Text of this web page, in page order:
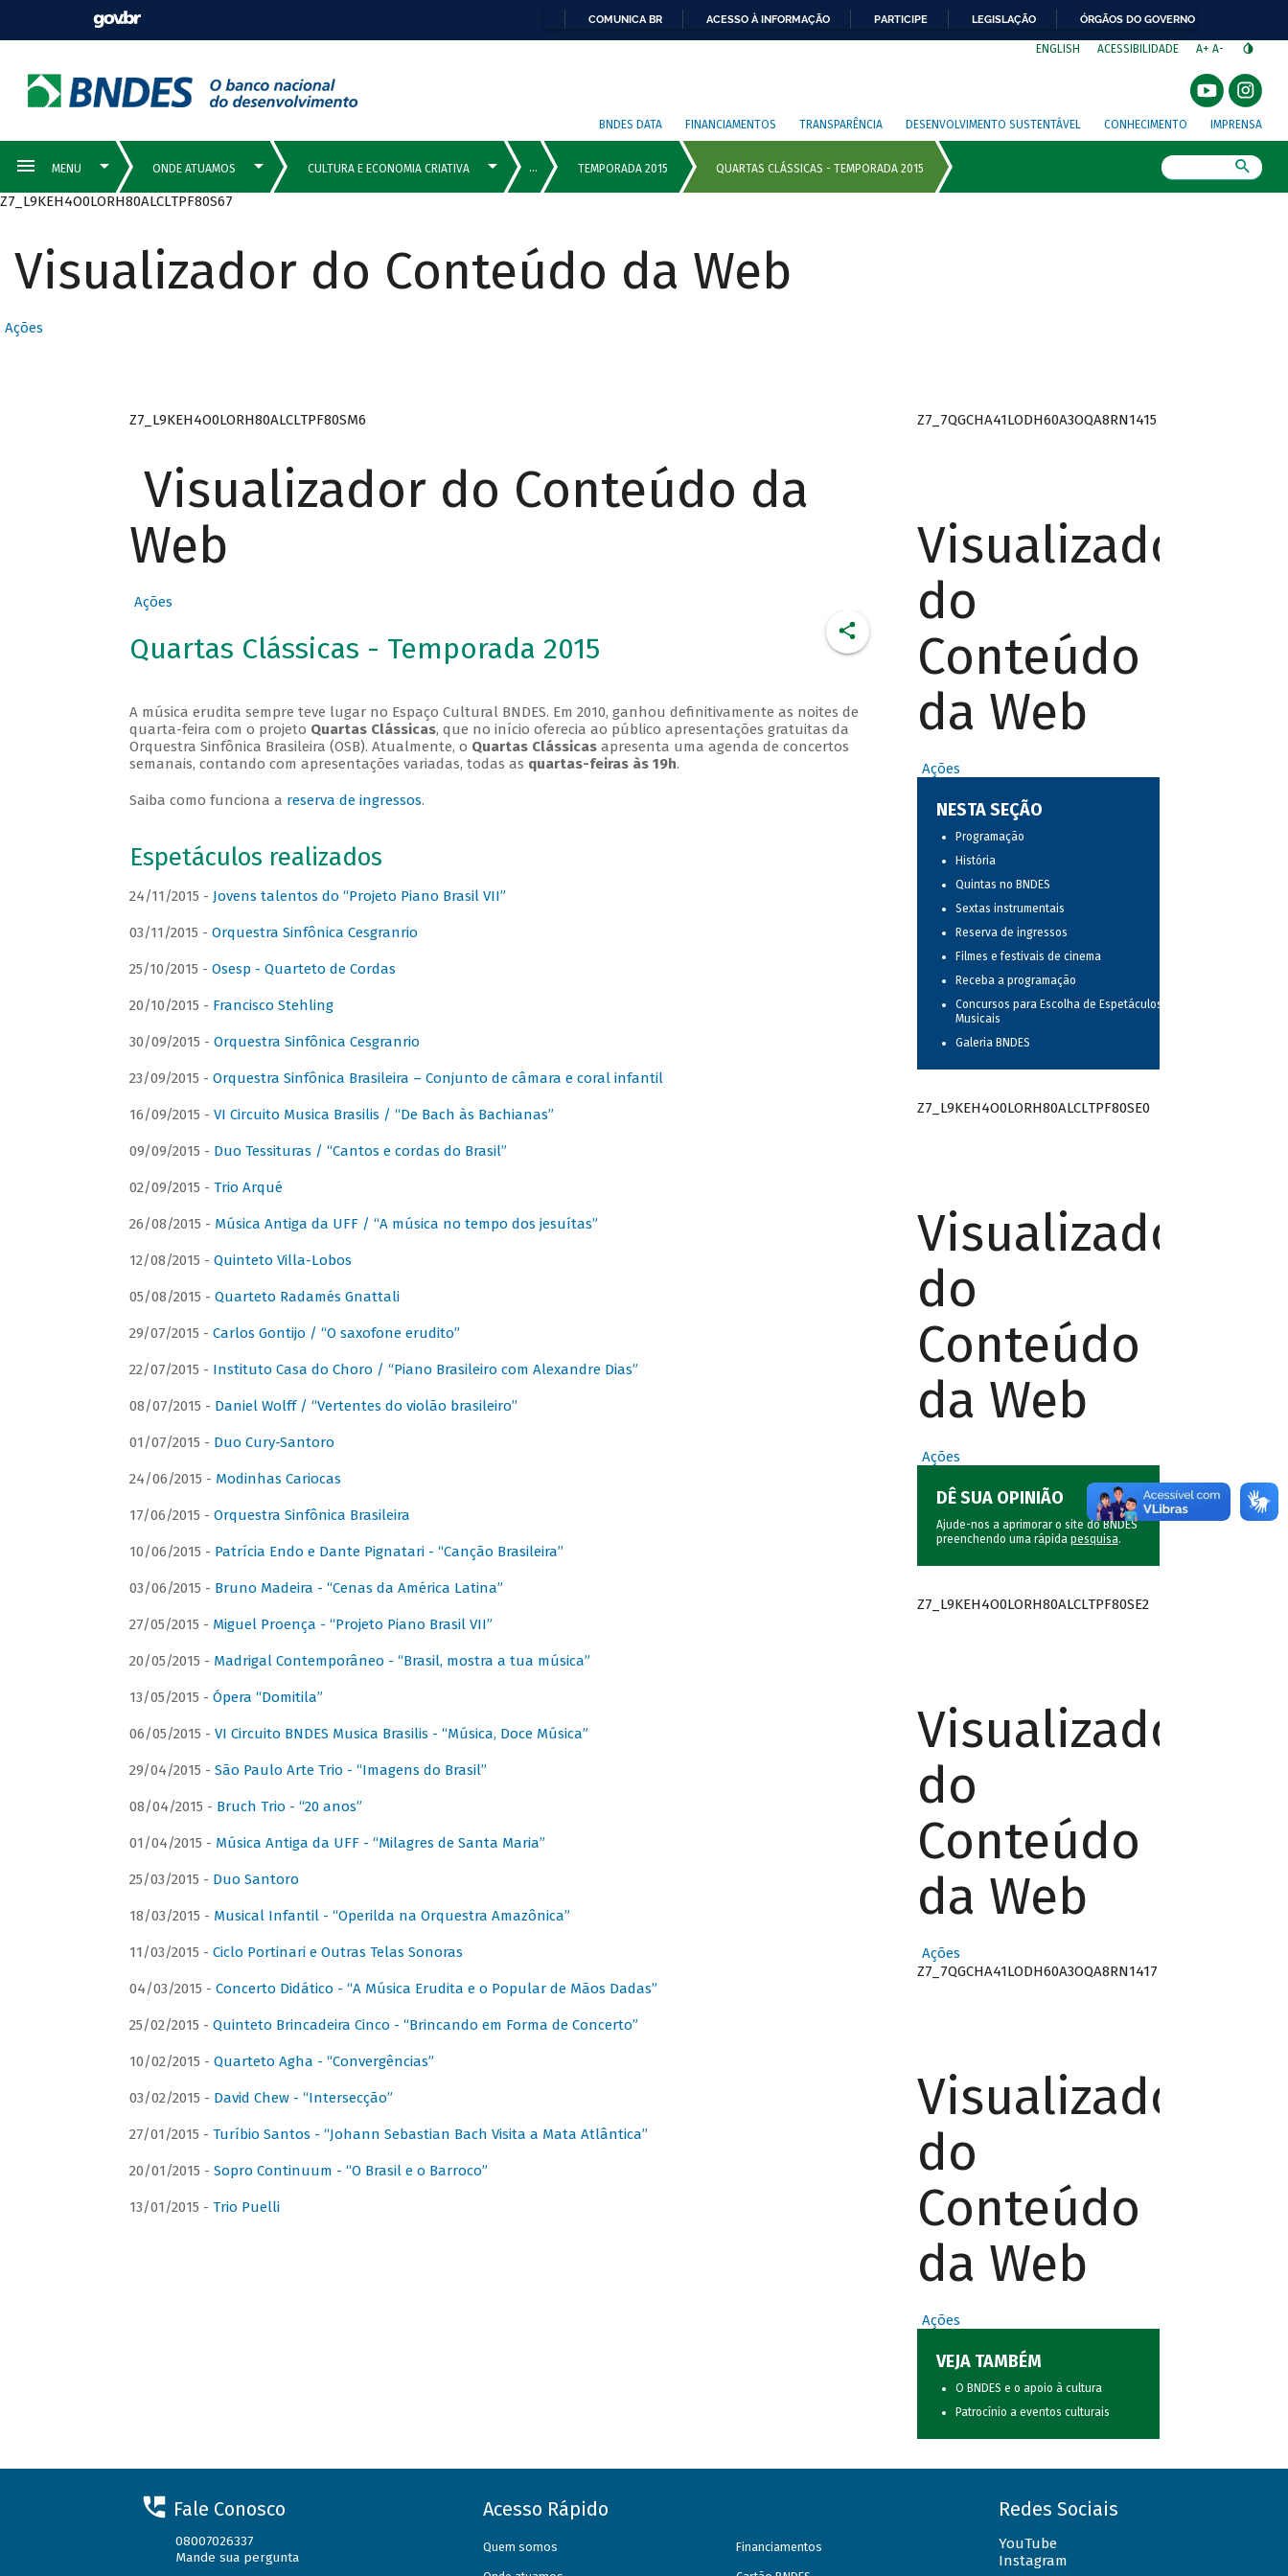
COMUNICA BR ACESSO À INFORMAÇÃO PARTICIPE LEGISLAÇÃO ÓRGÃOS DO GOVERNO
ENGLISH ACESSIBILIDADE A+ A-
BNDES DATA FINANCIAMENTOS TRANSPARÊNCIA DESENVOLVIMENTO SUSTENTÁVEL CONHECIMENTO IMPRENSA
Z7_L9KEH4O0LORH80ALCLTPF80S67
Visualizador do Conteúdo da Web
Ações
Z7_L9KEH4O0LORH80ALCLTPF80SM6
Visualizador do Conteúdo da
Web
Ações
Quartas Clássicas - Temporada 2015
A música erudita sempre teve lugar no Espaço Cultural BNDES. Em 2010, ganhou definitivamente as noites de
quarta-feira com o projeto Quartas Clássicas, que no início oferecia ao público apresentações gratuitas da
Orquestra Sinfônica Brasileira (OSB). Atualmente, o Quartas Clássicasapresenta uma agenda de concertos
semanais, contando com apresentações variadas, todas as quartas-feiras às 19h.
Saiba como funciona a reserva de ingressos.
Espetáculos realizados
24/11/2015 - Jovens talentos do “Projeto Piano Brasil VII”
03/11/2015 - Orquestra Sinfônica Cesgranrio
25/10/2015 - Osesp - Quarteto de Cordas
20/10/2015 - Francisco Stehling
30/09/2015 - Orquestra Sinfônica Cesgranrio
23/09/2015 - Orquestra Sinfônica Brasileira – Conjunto de câmara e coral infantil
16/09/2015 - VI Circuito Musica Brasilis / “De Bach às Bachianas”
09/09/2015 - Duo Tessituras / “Cantos e cordas do Brasil”
02/09/2015 - Trio Arqué
26/08/2015 - Música Antiga da UFF / “A música no tempo dos jesuítas”
12/08/2015 - Quinteto Villa-Lobos
05/08/2015 - Quarteto Radamés Gnattali
29/07/2015 - Carlos Gontijo / “O saxofone erudito”
22/07/2015 - Instituto Casa do Choro / “Piano Brasileiro com Alexandre Dias”
08/07/2015 - Daniel Wolff / “Vertentes do violão brasileiro”
01/07/2015 - Duo Cury-Santoro
24/06/2015 - Modinhas Cariocas
17/06/2015 - Orquestra Sinfônica Brasileira
10/06/2015 - Patrícia Endo e Dante Pignatari - “Canção Brasileira”
03/06/2015 - Bruno Madeira - “Cenas da América Latina”
27/05/2015 - Miguel Proença - “Projeto Piano Brasil VII”
20/05/2015 - Madrigal Contemporâneo - “Brasil, mostra a tua música”
13/05/2015 - Ópera “Domitila”
06/05/2015 - VI Circuito BNDES Musica Brasilis - “Música, Doce Música”
29/04/2015 - São Paulo Arte Trio - “Imagens do Brasil”
08/04/2015 - Bruch Trio - “20 anos”
01/04/2015 - Música Antiga da UFF - “Milagres de Santa Maria”
25/03/2015 - Duo Santoro
18/03/2015 - Musical Infantil - “Operilda na Orquestra Amazônica”
11/03/2015 - Ciclo Portinari e Outras Telas Sonoras
04/03/2015 - Concerto Didático - “A Música Erudita e o Popular de Mãos Dadas”
25/02/2015 - Quinteto Brincadeira Cinco - “Brincando em Forma de Concerto”
10/02/2015 - Quarteto Agha - “Convergências”
03/02/2015 - David Chew - “Intersecção”
27/01/2015 - Turíbio Santos - “Johann Sebastian Bach Visita a Mata Atlântica”
20/01/2015 - Sopro Continuum - “O Brasil e o Barroco”
13/01/2015 - Trio Puelli
Z7_7QGCHA41LODH60A3OQA8RN1415
Visualizador
do
Conteúdo
da Web
Ações
NESTA SEÇÃO
Programação
História
Quintas no BNDES
Sextas instrumentais
Reserva de ingressos
Filmes e festivais de cinema
Receba a programação
Concursos para Escolha de Espetáculos
Musicais
Galeria BNDES
Z7_L9KEH4O0LORH80ALCLTPF80SE0
Visualizador
do
Conteúdo
da Web
Ações
DÊ SUA OPINIÃO
Ajude-nos a aprimorar o site do BNDES
preenchendo uma rápida pesquisa.
Z7_L9KEH4O0LORH80ALCLTPF80SE2
Visualizador
do
Conteúdo
da Web
Ações
Z7_7QGCHA41LODH60A3OQA8RN1417
Visualizador
do
Conteúdo
da Web
Ações
VEJA TAMBÉM
O BNDES e o apoio à cultura
Patrocínio a eventos culturais
Fale Conosco
08007026337
Mande sua pergunta
Acesso Rápido
Quem somos Financiamentos
Redes Sociais
YouTube
Instagram